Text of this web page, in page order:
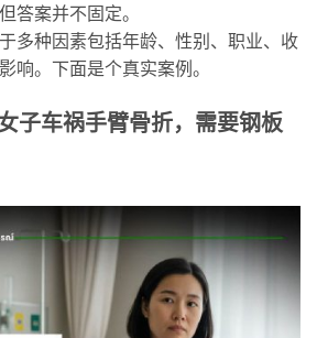
答案并不固定。
多种因素包括年龄、性别、职业、收
响。下面是个真实案例。
子车祸手臂骨折，需要钢板